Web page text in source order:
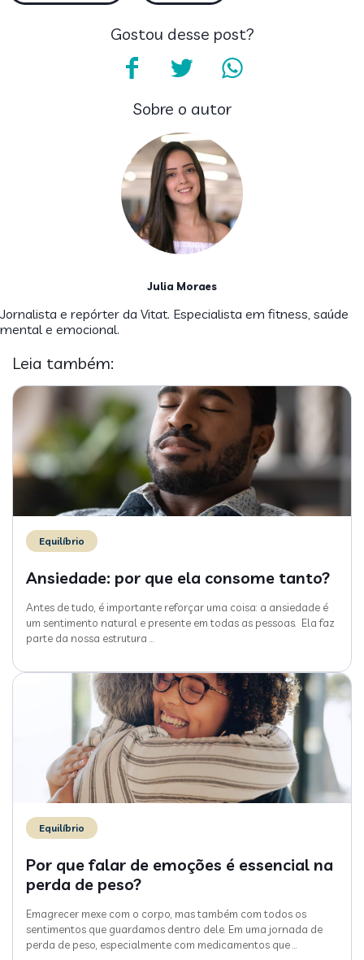
Gostou desse post?
Sobre o autor
Julia Moraes
Jornalista e repórter da Vitat. Especialista em fitness, saúde
mental e emocional.
Leia também:
Equilíbrio
Ansiedade: por que ela consome tanto?
Antes de tudo, é importante reforçar uma coisa: a ansiedade é
um sentimento natural e presente em todas as pessoas. Ela faz
parte da nossa estrutura
Equilíbrio
Por que falar de emoções é essencial na
perda de peso?
Emagrecer mexe com o corpo, mas também com todos os
sentimentos que guardamos dentro dele. Em uma jornada de
perda de peso, especialmente com medicamentos que